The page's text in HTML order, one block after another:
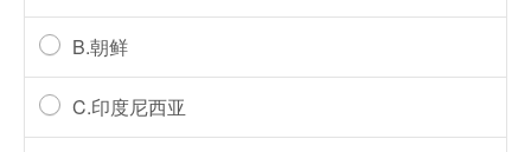
B.朝鲜
C.印度尼西亚